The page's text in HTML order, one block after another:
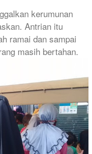
kerumunan
Antrian itu
ramai dan sampai
masih bertahan.